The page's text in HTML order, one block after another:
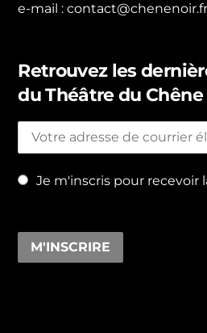
e-mail :contact@chenenoir.fr
Retrouvez les
du Théâtre du
Je m'inscris pour recevoir